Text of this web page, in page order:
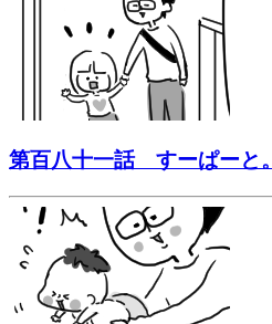
第百八十一話 すーぱーと。